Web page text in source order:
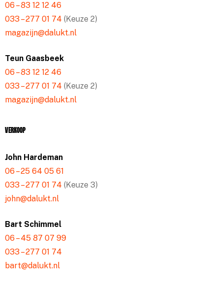
06 – 83 12 12 46
033 – 277 01 74 (Keuze 2)
magazijn@dalukt.nl
Teun Gaasbeek
06 – 83 12 12 46
033 – 277 01 74 (Keuze 2)
magazijn@dalukt.nl
Verkoop
John Hardeman
06 – 25 64 05 61
033 – 277 01 74 (Keuze 3)
john@dalukt.nl
Bart Schimmel
06 – 45 87 07 99
033 – 277 01 74
bart@dalukt.nl